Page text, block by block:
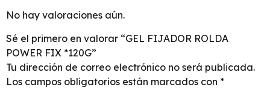
No hay valoraciones aún.
Sé el primero en valorar “GEL FIJADOR ROLDA
POWER FIX *120G”
Tu dirección de correo electrónico no será publicada.
Los campos obligatorios están marcados con *